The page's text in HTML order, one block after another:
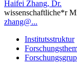
Haifei Zhang, Dr.
wissenschaftliche*r
zhang@...
Institutsstruktur